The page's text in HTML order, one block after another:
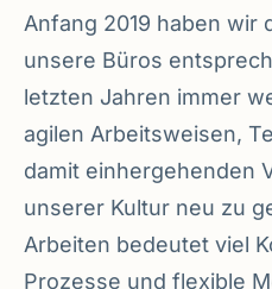
Anfang 2019 haben wir
unsere Büros
letzten Jahren immer
agilen Arbeitsweisen,
damit einhergehenden
unserer Kultur neu zu
Arbeiten bedeutet viel
Prozesse und flexible